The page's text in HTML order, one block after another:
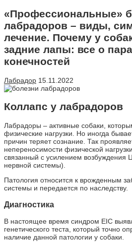
«Профессиональные»
лабрадоров – виды,
лечение. Почему у
задние лапы: все о
конечностей
Лабрадор 15.11.2022
Коллапс у лабрадоров
Лабрадоры – активные собаки,
физические нагрузки. Но иногда
причин теряет сознание. Так
непереносимости физической
связанный с усилением возбуждения
нервной системы).
Патология относится к врожденным
системы и передается по наследству.
Диагностика
В настоящее время синдром EIC
генетического теста, который точно
наличие данной патологии у собаки.